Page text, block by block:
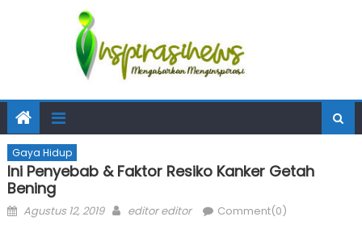
Gaya Hidup
Ini Penyebab & Faktor Resiko Kanker Getah
Bening
Posted
Agustus 12, 2019 Author
editor editor Comment(0)